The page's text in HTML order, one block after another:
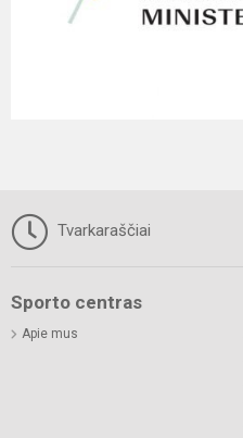
Tvarkaraščiai
Sporto centras
Apie mus